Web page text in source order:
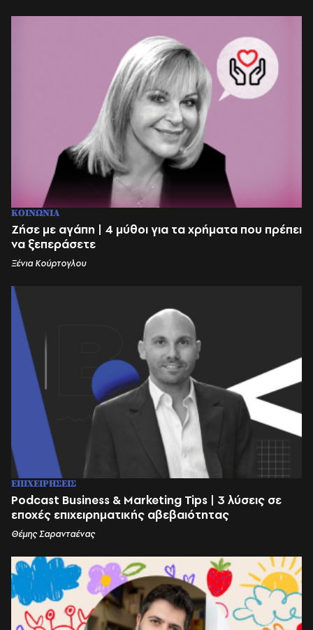
ΚΟΙΝΩΝΙΑ
Ζήσε με αγάπη | 4 μύθοι για τα χρήματα που πρέπει
να ξεπεράσετε
Ξένια Κούρτογλου
ΕΠΙΧΕΙΡΗΣΕΙΣ
Podcast Business & Marketing Tips | 3 λύσεις σε
εποχές επιχειρηματικής αβεβαιότητας
Θέμης Σαρανταένας